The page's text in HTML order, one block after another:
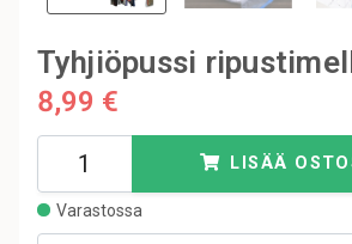
Tyhjiöpussi
8,99 €
LISÄÄ
Varastossa